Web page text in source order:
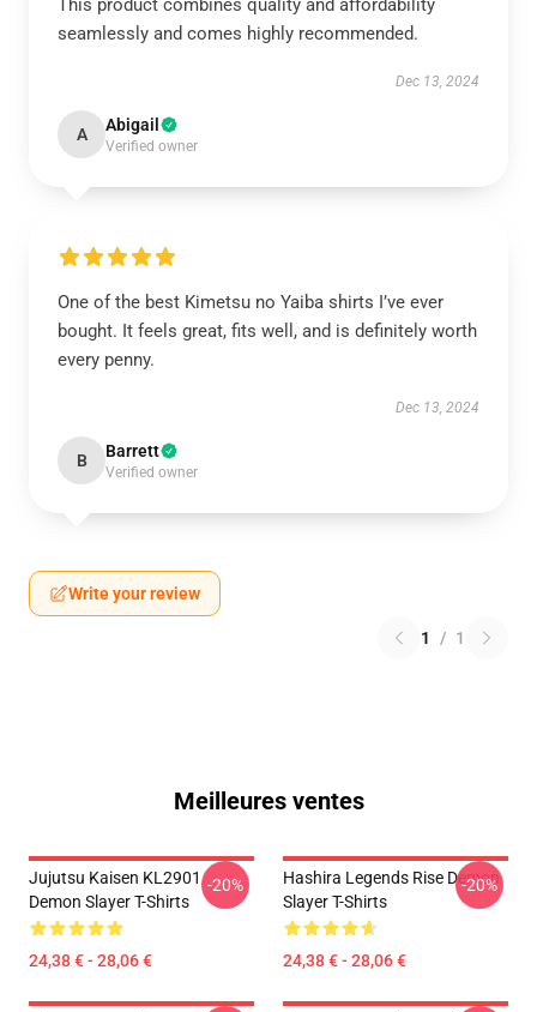
This product combines quality and affordability
seamlessly and comes highly recommended.
Dec 13, 2024
A Abigail
Verified owner
One of the best Kimetsu no Yaiba shirts I’ve ever
bought. It feels great, fits well, and is definitely worth
every penny.
Dec 13, 2024
B Barrett
Verified owner
Write your review
1 / 1
Meilleures ventes
Jujutsu Kaisen KL2901
Demon Slayer T-Shirts
24,38 € - 28,06 €
-20%
Hashira Legends Rise Demon
Slayer T-Shirts
24,38 € - 28,06 €
-20%